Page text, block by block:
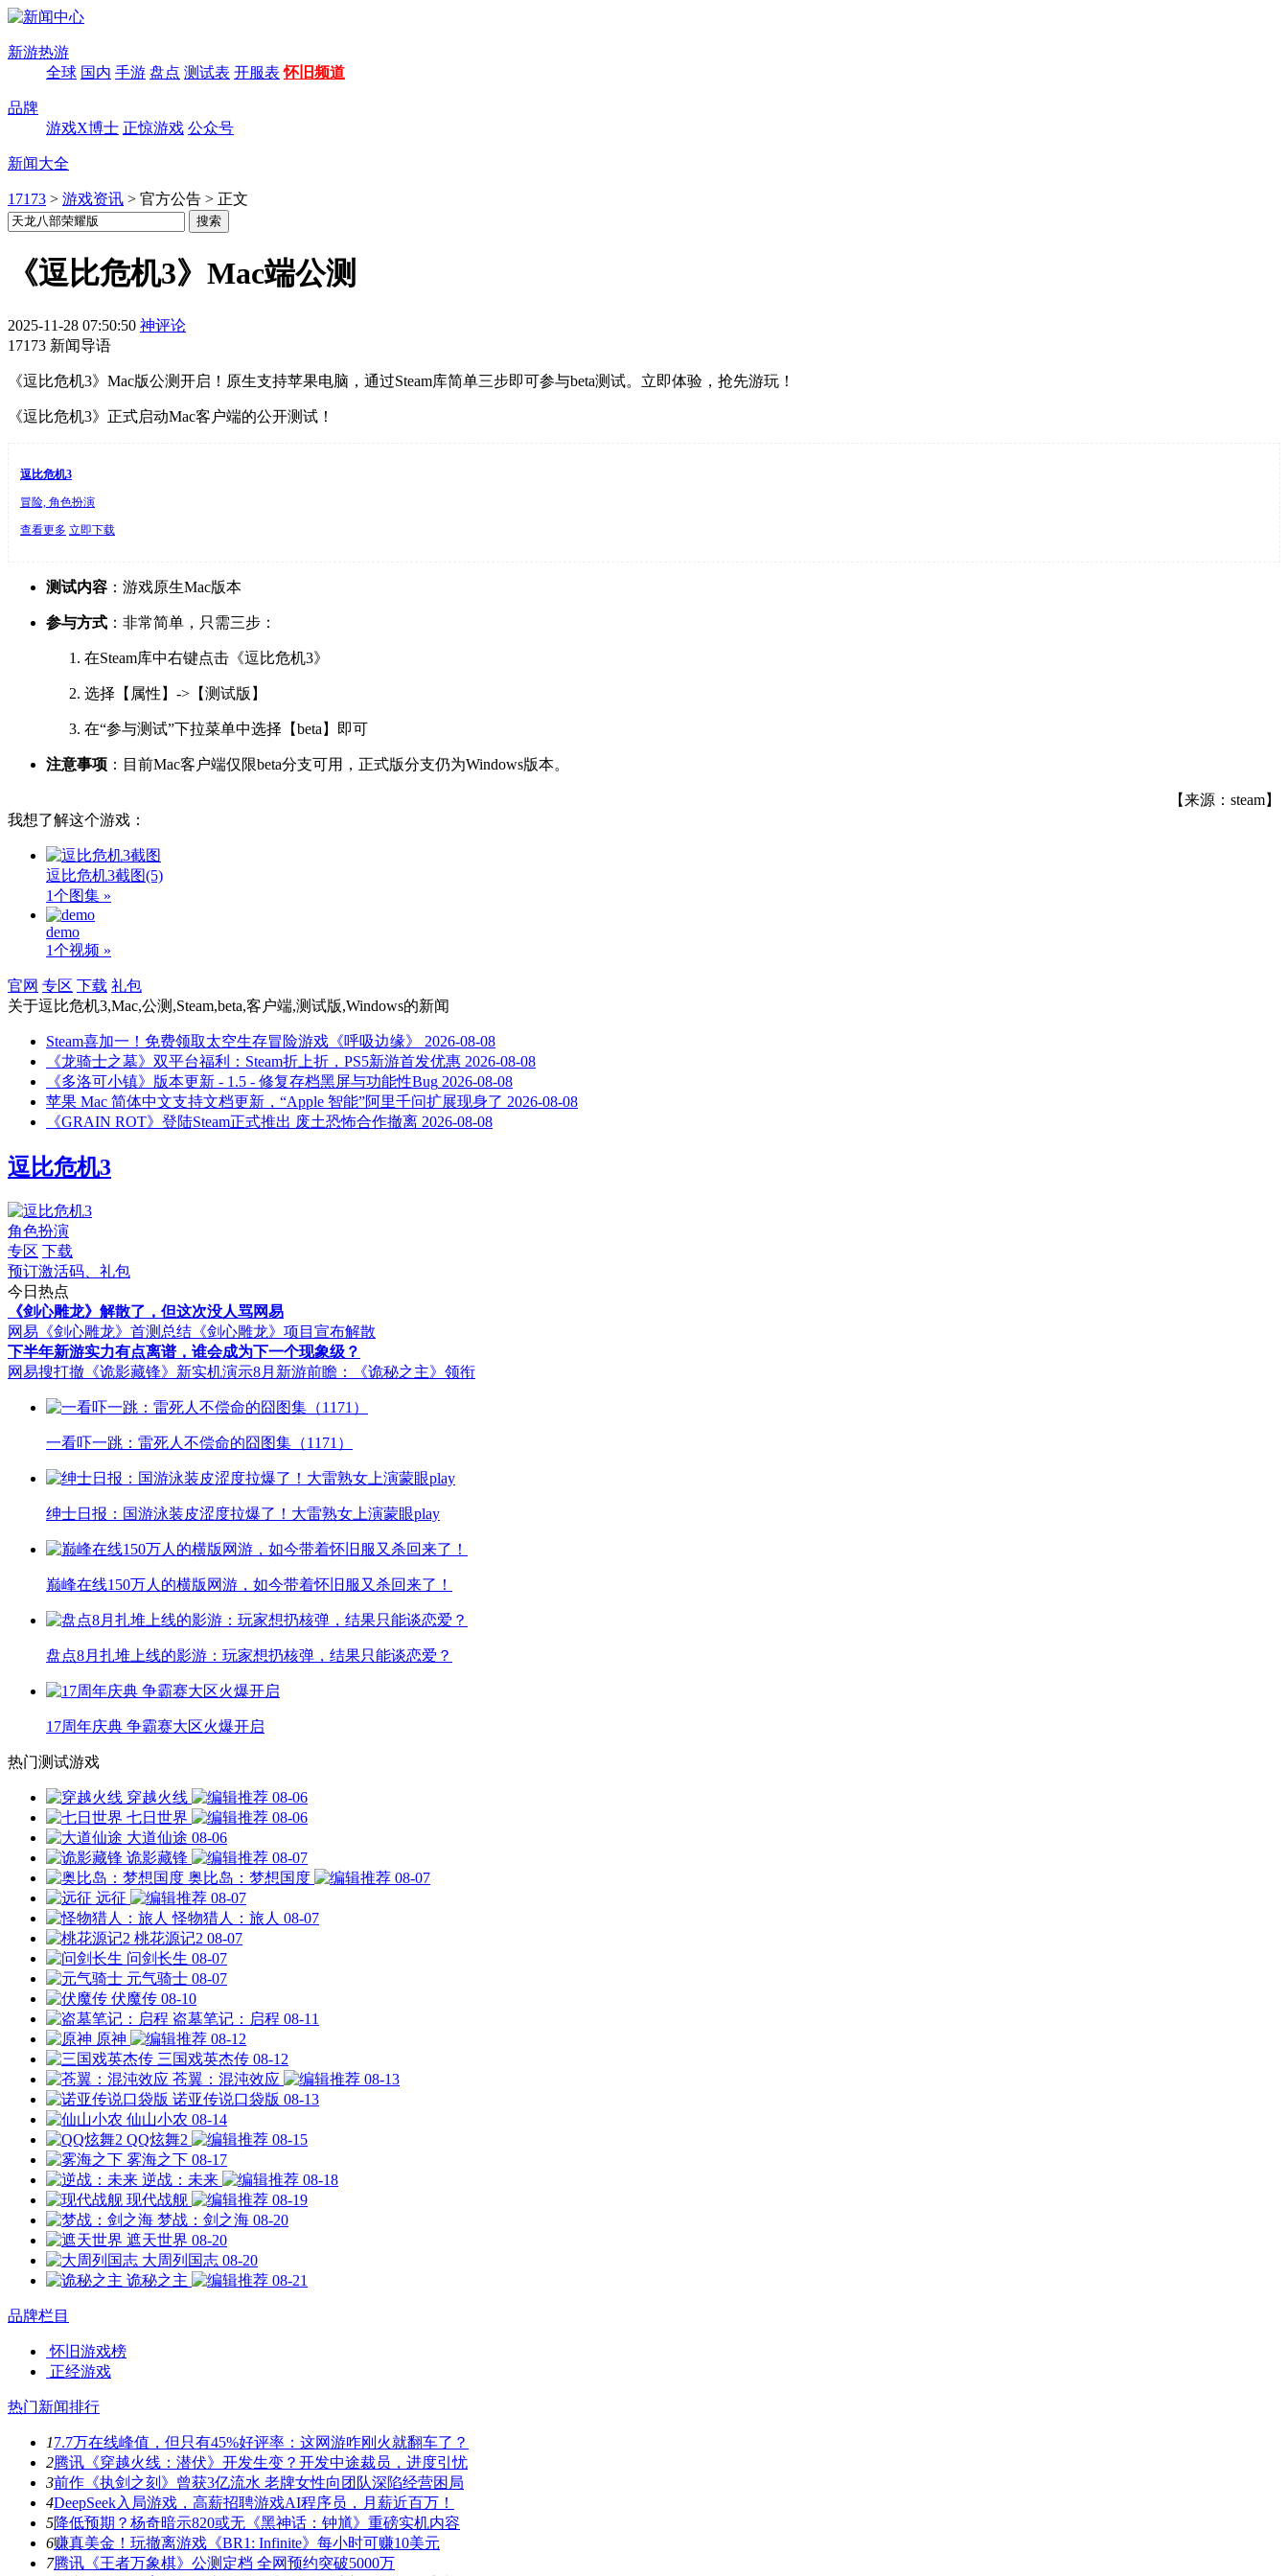
新游热游
全球 国内 手游 盘点 测试表 开服表 怀旧频道
品牌
游戏X博士 正惊游戏 公众号
新闻大全
17173 > 游戏资讯 > 官方公告 > 正文
《逗比危机3》Mac端公测
2025-11-28 07:50:50 神评论
17173 新闻导语
《逗比危机3》Mac版公测开启！原生支持苹果电脑，通过Steam库简单三步即可参与beta测试。立即体验，抢先游玩！
《逗比危机3》正式启动Mac客户端的公开测试！
逗比危机3
冒险, 角色扮演
查看更多 立即下载
测试内容 ：游戏原生Mac版本
参与方式 ：非常简单，只需三步：
在Steam库中右键点击《逗比危机3》
选择【属性】->【测试版】
在“参与测试”下拉菜单中选择【beta】即可
注意事项 ：目前Mac客户端仅限beta分支可用，正式版分支仍为Windows版本。
【来源：steam】
我想了解这个游戏：
逗比危机3截图(5)
1个图集 »
demo
1个视频 »
官网 专区 下载 礼包
关于逗比危机3,Mac,公测,Steam,beta,客户端,测试版,Windows的新闻
Steam喜加一！免费领取太空生存冒险游戏《呼吸边缘》
2026-08-08
《龙骑士之墓》双平台福利：Steam折上折，PS5新游首发优惠 2026-08-08
《多洛可小镇》版本更新 - 1.5 - 修复存档黑屏与功能性Bug 2026-08-08
苹果 Mac 简体中文支持文档更新，“Apple 智能”阿里千问扩展现身了 2026-08-08
《GRAIN ROT》登陆Steam正式推出 废土恐怖合作撤离 2026-08-08
逗比危机3
角色扮演
专区 下载
预订激活码、礼包
今日热点
《剑心雕龙》解散了，但这次没人骂网易
网易《剑心雕龙》首测总结 《剑心雕龙》项目宣布解散
下半年新游实力有点离谱，谁会成为下一个现象级？
网易搜打撤《诡影藏锋》新实机演示8月新游前瞻：《诡秘之主》领衔
一看吓一跳：雷死人不偿命的囧图集（1171）
绅士日报：国游泳装皮涩度拉爆了！大雷熟女上演蒙眼play
巅峰在线150万人的横版网游，如今带着怀旧服又杀回来了！
盘点8月扎堆上线的影游：玩家想扔核弹，结果只能谈恋爱？
17周年庆典 争霸赛大区火爆开启
热门测试游戏
穿越火线
08-06
七日世界
08-06
大道仙途 08-06
诡影藏锋
08-07
奥比岛：梦想国度
08-07
远征
08-07
怪物猎人：旅人 08-07
桃花源记2 08-07
问剑长生 08-07
元气骑士 08-07
伏魔传 08-10
盗墓笔记：启程 08-11
原神
08-12
三国戏英杰传 08-12
苍翼：混沌效应
08-13
诺亚传说口袋版 08-13
仙山小农 08-14
QQ炫舞2
08-15
雾海之下 08-17
逆战：未来
08-18
现代战舰
08-19
梦战：剑之海 08-20
遮天世界 08-20
大周列国志 08-20
诡秘之主
08-21
品牌栏目
怀旧游戏榜
正经游戏
热门新闻排行
17.7万在线峰值，但只有45%好评率：这网游咋刚火就翻车了？
2腾讯《穿越火线：潜伏》开发生变？开发中途裁员，进度引忧
3前作《执剑之刻》曾获3亿流水 老牌女性向团队深陷经营困局
4DeepSeek入局游戏，高薪招聘游戏AI程序员，月薪近百万！
5降低预期？杨奇暗示820或无《黑神话：钟馗》重磅实机内容
6赚真美金！玩撤离游戏《BR1: Infinite》每小时可赚10美元
7腾讯《王者万象棋》公测定档 全网预约突破5000万